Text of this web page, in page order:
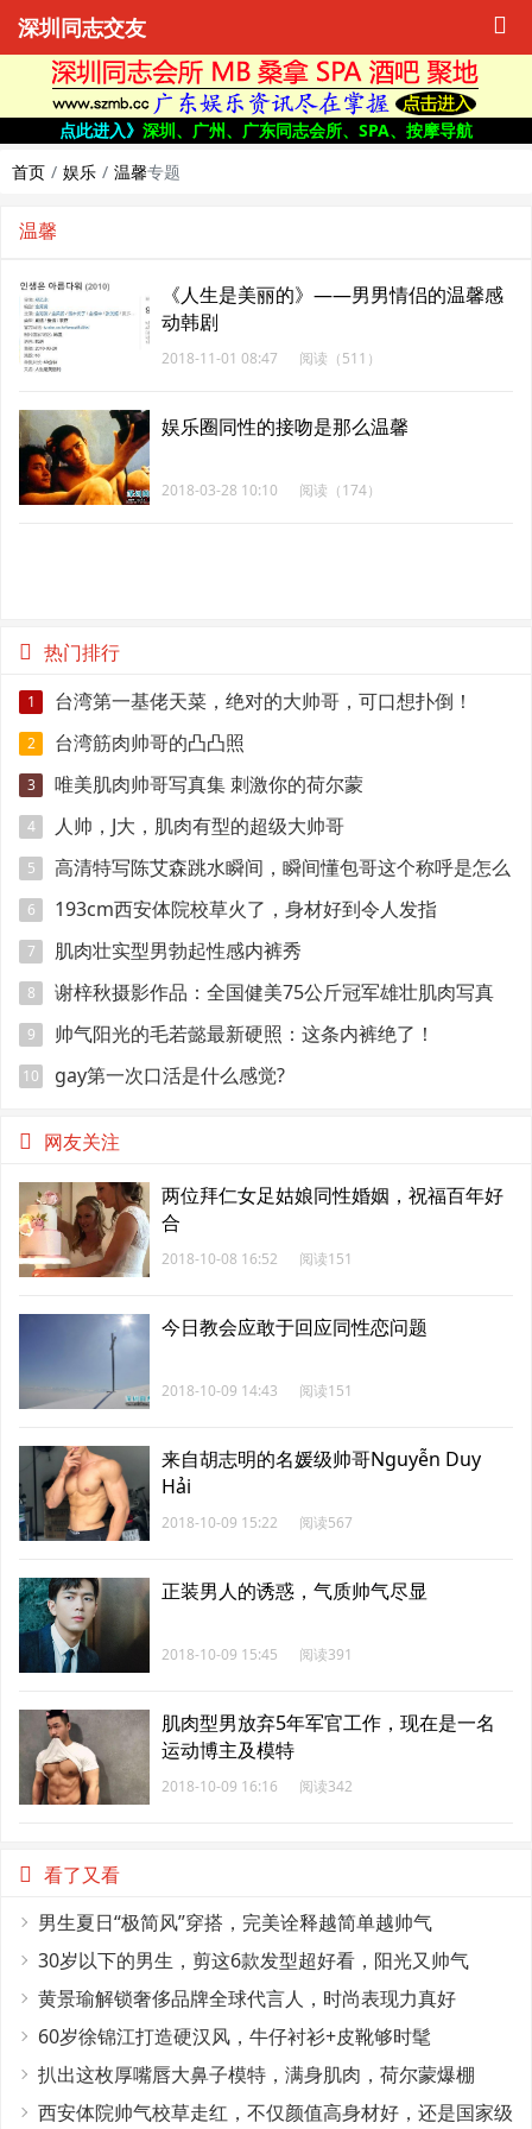
深圳同志交友
点此进入》 深圳、广州、广东同志会所、SPA、按摩导航
首页
娱乐 温馨专题
温馨
《人生是美丽的》——男男情侣的温馨感
动韩剧
2018-11-01 08:47 阅读（511）
娱乐圈同性的接吻是那么温馨
2018-03-28 10:10 阅读（174）
热门排行
1 台湾第一基佬天菜，绝对的大帅哥，可口想扑倒！
2 台湾筋肉帅哥的凸凸照
3 唯美肌肉帅哥写真集 刺激你的荷尔蒙
4 人帅，J大，肌肉有型的超级大帅哥
5
高清特写陈艾森跳水瞬间，瞬间懂包哥这个称呼是怎么
来的
6 193cm西安体院校草火了，身材好到令人发指
7 肌肉壮实型男勃起性感内裤秀
8 谢梓秋摄影作品：全国健美75公斤冠军雄壮肌肉写真
9 帅气阳光的毛若懿最新硬照：这条内裤绝了！
10 gay第一次口活是什么感觉?
网友关注
两位拜仁女足姑娘同性婚姻，祝福百年好
合
2018-10-08 16:52 阅读151
今日教会应敢于回应同性恋问题
2018-10-09 14:43 阅读151
来自胡志明的名媛级帅哥Nguyễn Duy
Hải
2018-10-09 15:22 阅读567
正装男人的诱惑，气质帅气尽显
2018-10-09 15:45 阅读391
肌肉型男放弃5年军官工作，现在是一名
运动博主及模特
2018-10-09 16:16 阅读342
看了又看
男生夏日“极简风”穿搭，完美诠释越简单越帅气
30岁以下的男生，剪这6款发型超好看，阳光又帅气
黄景瑜解锁奢侈品牌全球代言人，时尚表现力真好
60岁徐锦江打造硬汉风，牛仔衬衫+皮靴够时髦
扒出这枚厚嘴唇大鼻子模特，满身肌肉，荷尔蒙爆棚
西安体院帅气校草走红，不仅颜值高身材好，还是国家级